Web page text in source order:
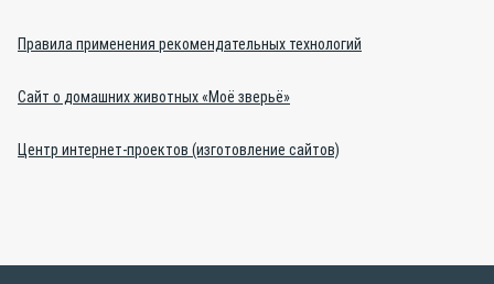
Правила применения рекомендательных технологий
Сайт о домашних животных «Моё зверьё»
Центр интернет-проектов (изготовление сайтов)